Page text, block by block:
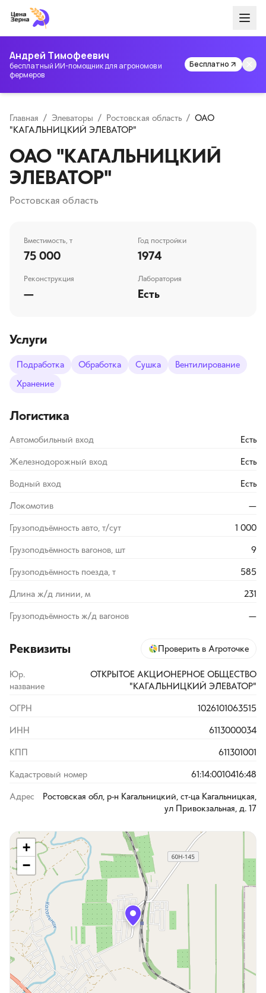
Андрей Тимофеевич
бесплатный ИИ-помощник для агрономов и
фермеров
Бесплатно
Главная / Элеваторы / Ростовская область / ОАО
"КАГАЛЬНИЦКИЙ ЭЛЕВАТОР"
ОАО "КАГАЛЬНИЦКИЙ
ЭЛЕВАТОР"
Ростовская область
Вместимость, т
75 000
Год постройки
1974
Реконструкция
—
Лаборатория
Есть
Услуги
Подработка Обработка Сушка
Вентилирование
Хранение
Логистика
Автомобильный вход Есть
Железнодорожный вход Есть
Водный вход Есть
Локомотив —
Грузоподъёмность авто, т/сут 1 000
Грузоподъёмность вагонов, шт 9
Грузоподъёмность поезда, т 585
Длина ж/д линии, м 231
Грузоподъёмность ж/д вагонов —
Реквизиты Проверить в Агроточке
Юр.
название
ОТКРЫТОЕ АКЦИОНЕРНОЕ ОБЩЕСТВО
"КАГАЛЬНИЦКИЙ ЭЛЕВАТОР"
ОГРН 1026101063515
ИНН 6113000034
КПП 611301001
Кадастровый номер 61:14:0010416:48
Адрес
Ростовская обл, р-н Кагальницкий, ст-ца Кагальницкая,
ул Привокзальная, д. 17
+
−